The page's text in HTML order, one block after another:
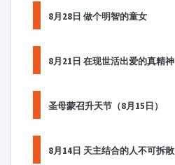
8月28日 做个明智的童女
8月21日 在现世活出爱的真精神
圣母蒙召升天节（8月15日）
8月14日 天主结合的人不可拆散